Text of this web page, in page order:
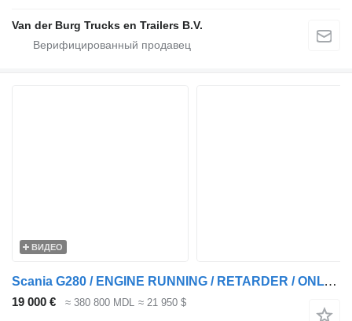
Van der Burg Trucks en Trailers B.V.
ВИДЕО
Scania G280 / ENGINE RUNNING / RETARDER / ONLY:215411 KM / LIVESTOCK /
19 000 € ≈ 380 800 MDL ≈ 21 950 $